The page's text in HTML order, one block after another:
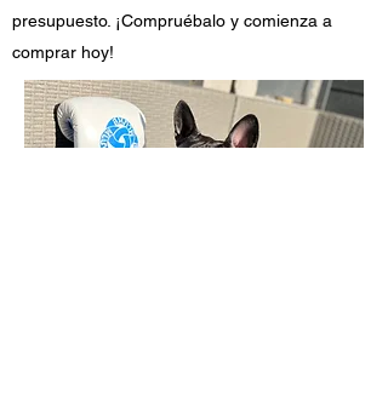
presupuesto. ¡Compruébalo y comienza a
comprar hoy!